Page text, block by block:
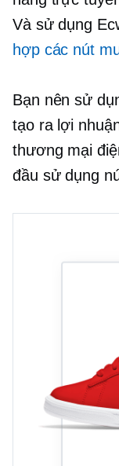
Và sử dụng
hợp các nút
Bạn nên sử
tạo ra lợi
thương mại
đầu sử dụng